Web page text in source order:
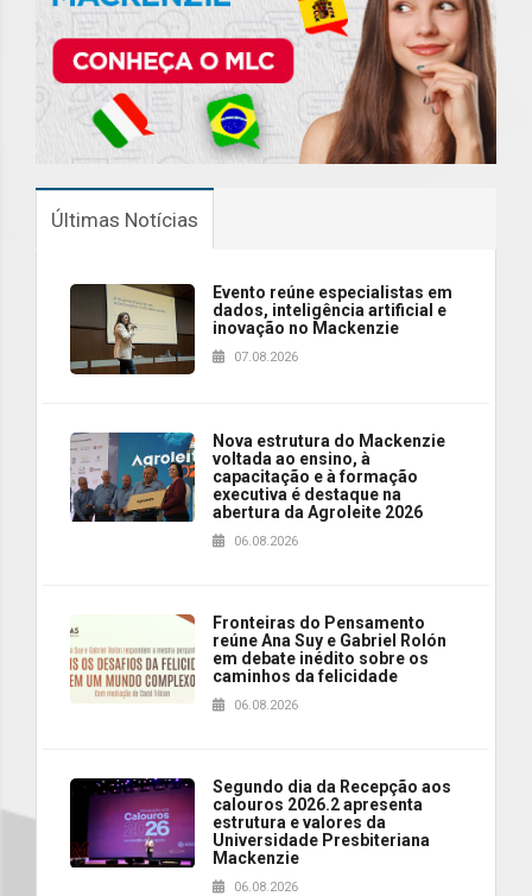
Últimas Notícias
Evento reúne especialistas em
dados, inteligência artificial e
inovação no Mackenzie
07.08.2026
Nova estrutura do Mackenzie
voltada ao ensino, à
capacitação e à formação
executiva é destaque na
abertura da Agroleite 2026
06.08.2026
Fronteiras do Pensamento
reúne Ana Suy e Gabriel Rolón
em debate inédito sobre os
caminhos da felicidade
06.08.2026
Segundo dia da Recepção aos
calouros 2026.2 apresenta
estrutura e valores da
Universidade Presbiteriana
Mackenzie
06.08.2026